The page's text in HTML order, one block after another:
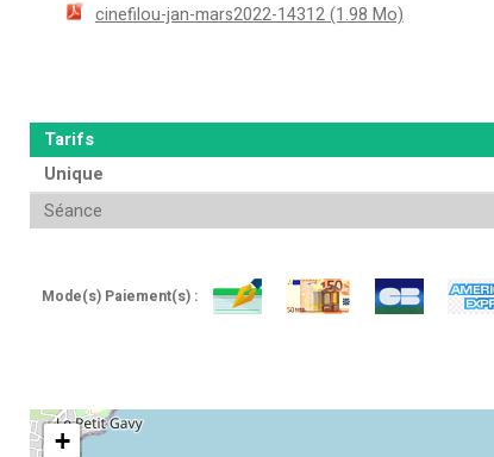
cinefilou-jan-mars2022-14312(1.98 Mo)
Tarifs
Unique
Séance
Mode(s) Paiement(s) :
+